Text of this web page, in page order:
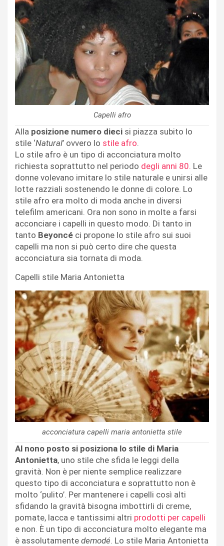
Capelli afro
Alla posizione numero dieci si piazza subito lo
stile ‘Natural’ ovvero lo stile afro.
Lo stile afro è un tipo di acconciatura molto
richiesta soprattutto nel periodo degli anni 80. Le
donne volevano imitare lo stile naturale e unirsi alle
lotte razziali sostenendo le donne di colore. Lo
stile afro era molto di moda anche in diversi
telefilm americani. Ora non sono in molte a farsi
acconciare i capelli in questo modo. Di tanto in
tanto Beyoncé ci propone lo stile afro sui suoi
capelli ma non si può certo dire che questa
acconciatura sia tornata di moda.
Capelli stile Maria Antonietta
acconciatura capelli maria antonietta stile
Al nono posto si posiziona lo stile di Maria
Antonietta, uno stile che sfida le leggi della
gravità. Non è per niente semplice realizzare
questo tipo di acconciatura e soprattutto non è
molto ‘pulito’. Per mantenere i capelli così alti
sfidando la gravità bisogna imbottirli di creme,
pomate, lacca e tantissimi altri prodotti per capelli
e non. È un tipo di acconciatura molto elegante ma
è assolutamente demodé. Lo stile Maria Antonietta